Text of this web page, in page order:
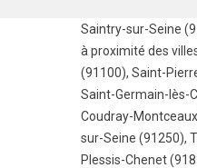
Saintry-sur-Seine
à proximité des
(91100), Saint-
Saint-Germain-lès-
Coudray-
sur-Seine (91250),
Plessis-Chenet